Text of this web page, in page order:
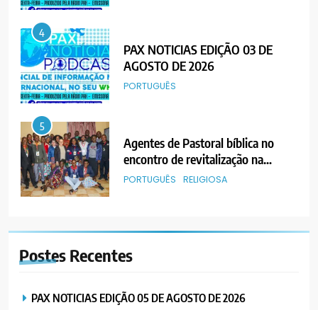
5
Agentes de Pastoral bíblica no
encontro de revitalização na
Diocese de Chimoio
PORTUGUÊS
6
“Um movimento eclesial sem
Cristo como centro é uma simples
organização humana” – defende o
PORTUGUÊS RELIGIOSA
MERCADO DE INHAMÍZUA:
MUNICÍPIO DIZ QUE
SURGIRAM RESISTÊNCIAS PELO
Postes Recentes
PAX NOTICIAS EDIÇÃO 05 DE AGOSTO DE 2026